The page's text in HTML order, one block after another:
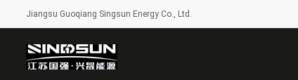
Jiangsu Guoqiang Singsun Energy Co., Ltd.